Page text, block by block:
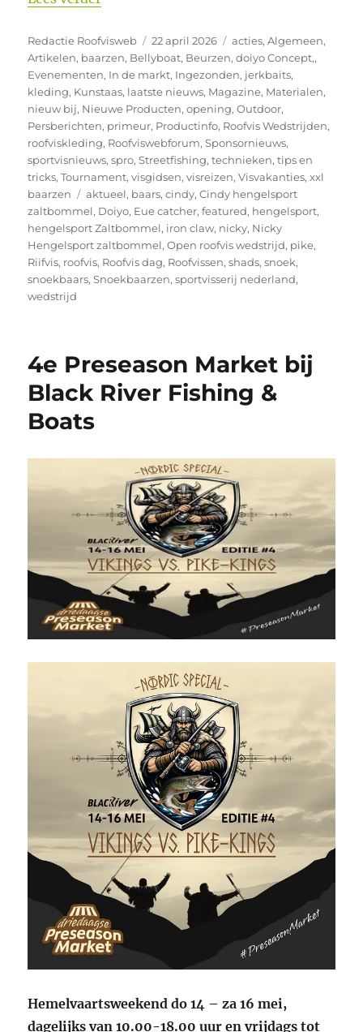
Auteur
Redactie Roofvisweb
Geplaatst
op
22 april 2026 Categorieën
acties,Algemeen,
Artikelen, baarzen, Bellyboat, Beurzen,doiyo Concept,,
Evenementen, In de markt, Ingezonden, jerkbaits,
kleding, Kunstaas, laatste nieuws, Magazine, Materialen,
nieuw bij, Nieuwe Producten,opening,Outdoor,
Persberichten, primeur, Productinfo, Roofvis Wedstrijden,
roofviskleding, Roofviswebforum,Sponsornieuws,
sportvisnieuws,spro,Streetfishing,technieken,tips en
tricks,Tournament,visgidsen,visreizen,Visvakanties,xxl
baarzen
Tags
aktueel, baars,cindy,Cindy hengelsport
zaltbommel, Doiyo, Eue catcher,featured, hengelsport,
hengelsport Zaltbommel, iron claw, nicky, Nicky
Hengelsport zaltbommel,Open roofvis wedstrijd, pike,
Riifvis, roofvis, Roofvis dag, Roofvissen,shads,snoek,
snoekbaars,Snoekbaarzen,sportvisserij nederland,
wedstrijd
4e Preseason Market bij
Black River Fishing &
Boats
Hemelvaartsweekend do 14 – za 16 mei,
dagelijks van 10.00-18.00 uur en vrijdags tot